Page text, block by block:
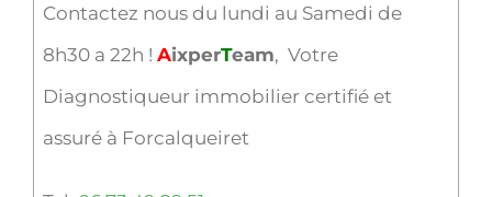
Contactez nous du lundi au Samedi de
8h30 a 22h ! AixperTeam, Votre
Diagnostiqueur immobilier certifié et
assuré à Forcalqueiret